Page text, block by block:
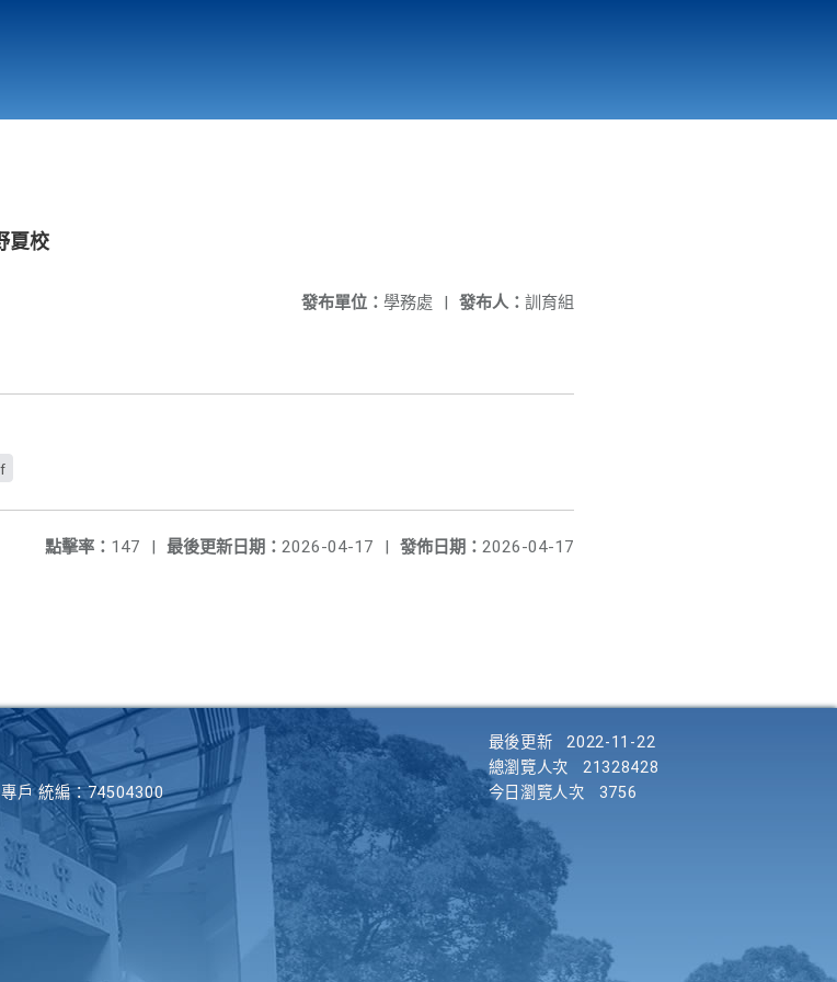
夏校
發布人： 訓育組
發布單位： 學務處 |
發佈日期： 2026-04-17
最後更新日期： 2026-04-17 |
點擊率： 147 |
戶 統編：74504300
最後更新
2022-11-22
總瀏覽人次
21328428
今日瀏覽人次
3756